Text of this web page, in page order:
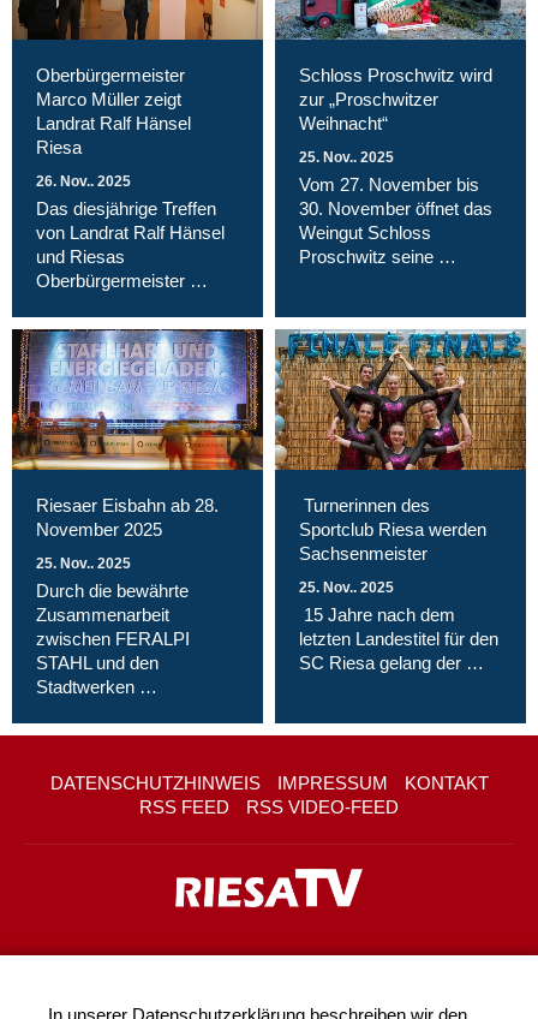
Oberbürgermeister
Marco Müller zeigt
Landrat Ralf Hänsel
Riesa
26. Nov.. 2025
Das diesjährige Treffen
von Landrat Ralf Hänsel
und Riesas
Oberbürgermeister …
Schloss Proschwitz wird
zur „Proschwitzer
Weihnacht“
25. Nov.. 2025
Vom 27. November bis
30. November öffnet das
Weingut Schloss
Proschwitz seine …
Riesaer Eisbahn ab 28.
November 2025
25. Nov.. 2025
Durch die bewährte
Zusammenarbeit
zwischen FERALPI
STAHL und den
Stadtwerken …
Turnerinnen des
Sportclub Riesa werden
Sachsenmeister
25. Nov.. 2025
15 Jahre nach dem
letzten Landestitel für den
SC Riesa gelang der …
DATENSCHUTZHINWEIS IMPRESSUM
KONTAKT
RSS FEED
RSS VIDEO-FEED
In unserer Datenschutzerklärung beschreiben wir den